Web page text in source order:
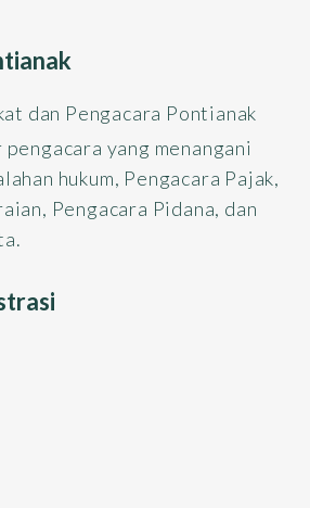
dan Pengacara Pontianak
yang menangani
hukum, Pengacara Pajak,
Pengacara Pidana, dan